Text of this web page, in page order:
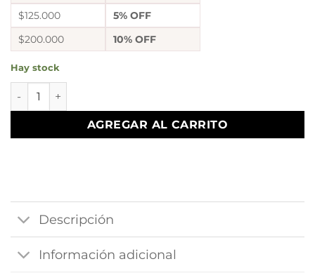
$125.000
5% OFF
$200.000
10% OFF
Hay stock
conjunto dorado mod 7 cantidad
AGREGAR AL CARRITO
Descripción
Información adicional